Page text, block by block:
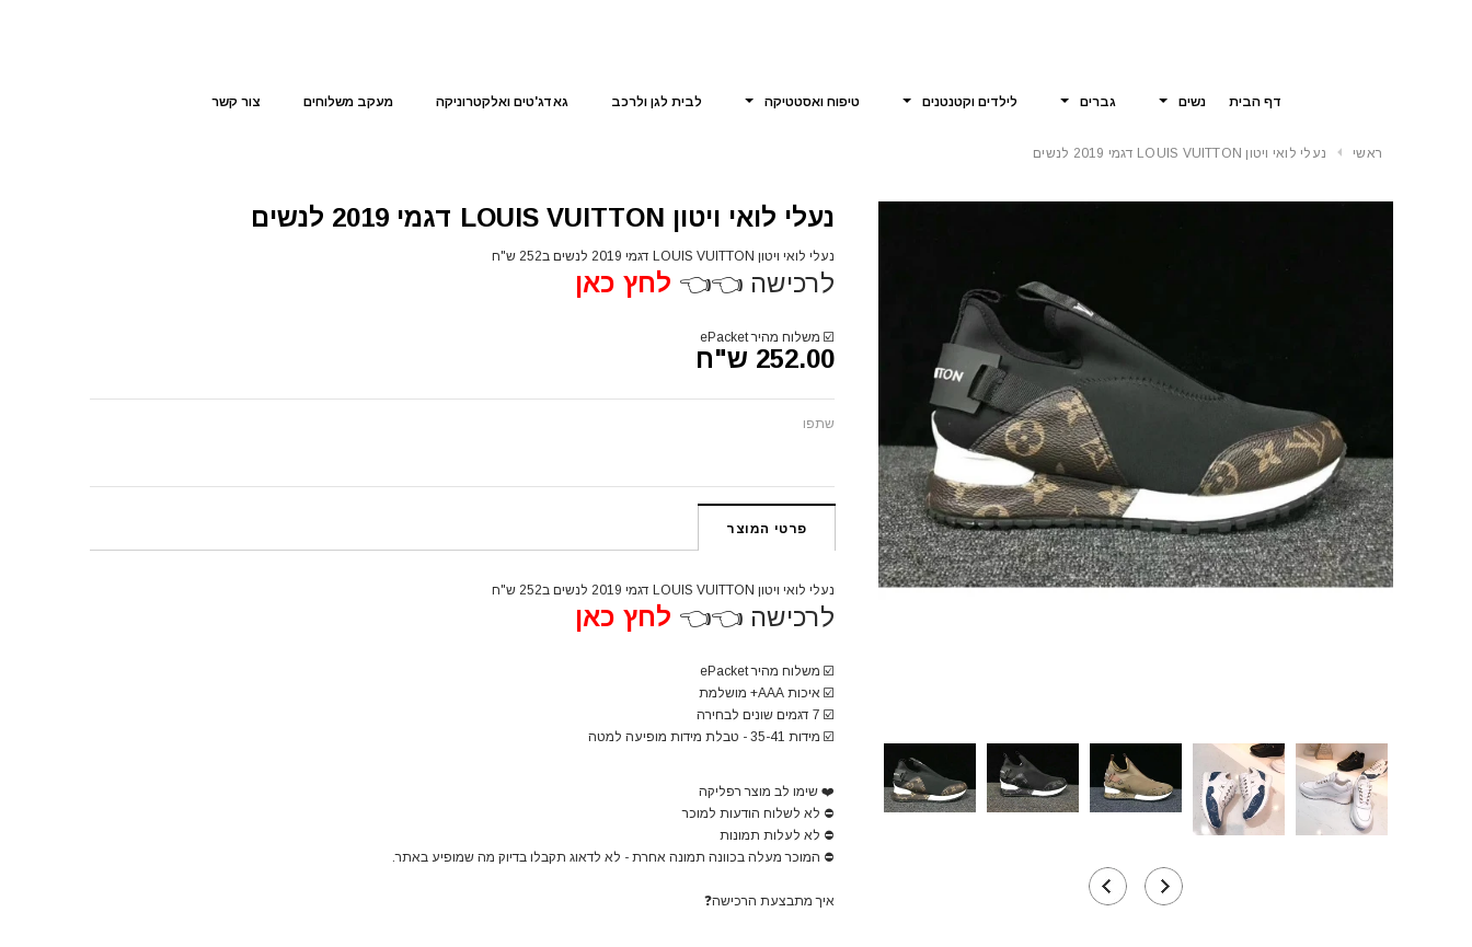
דף הבית נשים גברים לילדים וקטנטנים טיפוח ואסטטיקה לבית לגן ולרכב גאדג'טים ואלקטרוניקה מעקב משלוחים צור קשר
ראשי נעלי לואי ויטון LOUIS VUITTON דגמי 2019 לנשים
נעלי לואי ויטון LOUIS VUITTON דגמי 2019 לנשים
נעלי לואי ויטון LOUIS VUITTON דגמי 2019 לנשים ב252 ש"ח
לרכישה 👈👈 לחץ כאן
☑️ משלוח מהיר ePacket
252.00 ש"ח
שתפו
פרטי המוצר
נעלי לואי ויטון LOUIS VUITTON דגמי 2019 לנשים ב252 ש"ח
לרכישה 👈👈 לחץ כאן
☑️ משלוח מהיר ePacket
☑️ איכות AAA+ מושלמת
☑️
☑️ מידות 35-41 - טבלת מידות מופיעה למטה
❤️ שימו לב מוצר רפליקה
⛔ לא לשלוח הודעות למוכר
⛔ לא לעלות תמונות
⛔ המוכר מעלה בכוונה תמונה אחרת - לא לדאוג תקבלו בדיוק מה שמופיע באתר.
איך מתבצעת הרכישה❓